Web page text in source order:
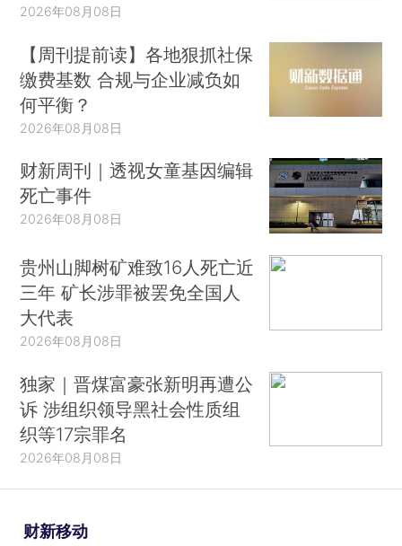
2026年08月08日
【周刊提前读】各地狠抓社保
缴费基数 合规与企业减负如
何平衡？
2026年08月08日
财新周刊｜透视女童基因编辑
死亡事件
2026年08月08日
贵州山脚树矿难致16人死亡近
三年 矿长涉罪被罢免全国人
大代表
2026年08月08日
独家｜晋煤富豪张新明再遭公
诉 涉组织领导黑社会性质组
织等17宗罪名
2026年08月08日
财新移动